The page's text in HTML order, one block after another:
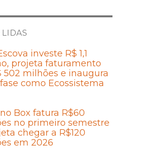
investe R$ 1,1
projeta faturamento
502 milhões e inaugura
como Ecossistema
Box fatura R$60
no primeiro semestre
chegar a R$120
em 2026